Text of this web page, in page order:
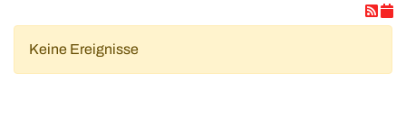
Keine Ereignisse